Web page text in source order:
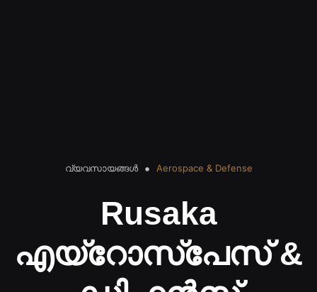
വ്യവസായങ്ങൾ Aerospace & Defense
Rusaka
എയ്‌റോസ്‌പേസ് &